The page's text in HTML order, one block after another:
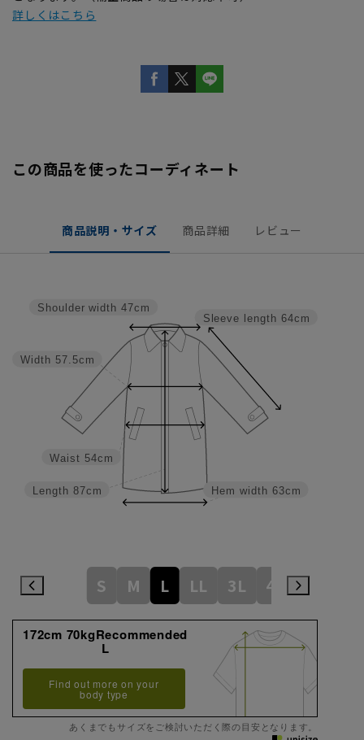
詳しくはこちら
この商品を使ったコーディネート
商品説明・サイズ 商品詳細 レビュー
Hem width 63cm
Sleeve length 64cm
Length 87cm
Waist 54cm
Width 57.5cm
Shoulder width 47cm
S M L LL 3L 4L
172cm 70kgRecommended
L
Find out more on your
body type
あくまでもサイズをご検討いただく際の目安となります。